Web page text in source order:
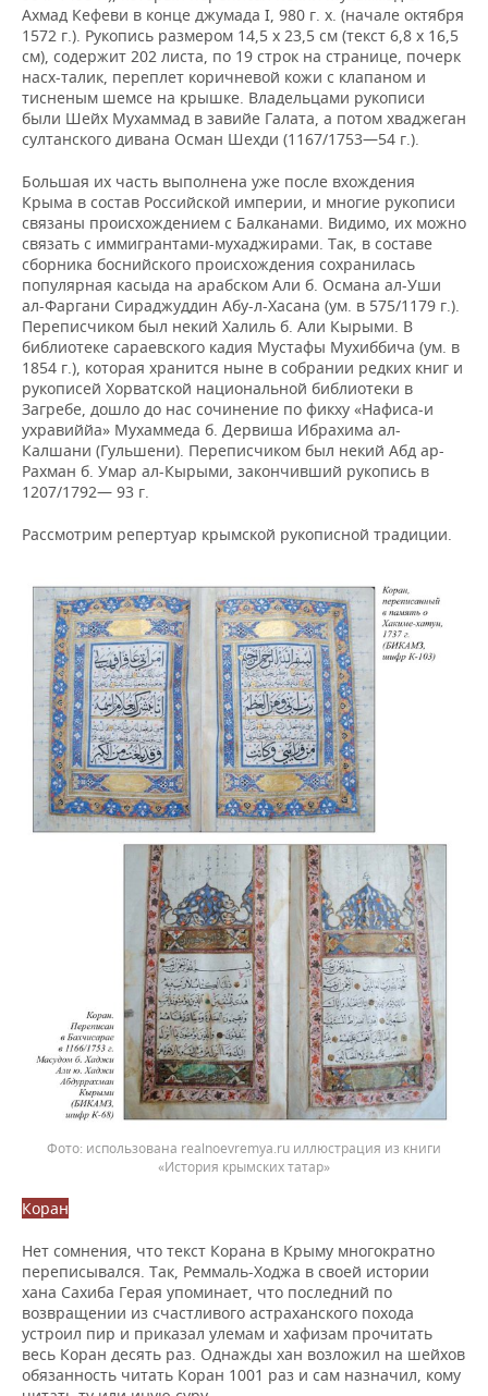
Ахмад Кефеви в конце джумада I, 980 г. х. (начале октября
1572 г.). Рукопись размером 14,5 х 23,5 см (текст 6,8 х 16,5
см), содержит 202 листа, по 19 строк на странице, почерк
насх-талик, переплет коричневой кожи с клапаном и
тисненым шемсе на крышке. Владельцами рукописи
были Шейх Мухаммад в завийе Галата, а потом хваджеган
султанского дивана Осман Шехди (1167/1753—54 г.).
Большая их часть выполнена уже после вхождения
Крыма в состав Российской империи, и многие рукописи
связаны происхождением с Балканами. Видимо, их можно
связать с иммигрантами-мухаджирами. Так, в составе
сборника боснийского происхождения сохранилась
популярная касыда на арабском Али б. Османа ал-Уши
ал-Фаргани Сираджуддин Абу-л-Хасана (ум. в 575/1179 г.).
Переписчиком был некий Халиль б. Али Кырыми. В
библиотеке сараевского кадия Мустафы Мухиббича (ум. в
1854 г.), которая хранится ныне в собрании редких книг и
рукописей Хорватской национальной библиотеки в
Загребе, дошло до нас сочинение по фикху «Нафиса-и
ухравиййа» Мухаммеда б. Дервиша Ибрахима ал-
Калшани (Гульшени). Переписчиком был некий Абд ар-
Рахман б. Умар ал-Кырыми, закончивший рукопись в
1207/1792— 93 г.
Рассмотрим репертуар крымской рукописной традиции.
использована realnoevremya.ru иллюстрация из книги
«История крымских татар»
Коран
Нет сомнения, что текст Корана в Крыму многократно
переписывался. Так, Реммаль-Ходжа в своей истории
хана Сахиба Герая упоминает, что последний по
возвращении из счастливого астраханского похода
устроил пир и приказал улемам и хафизам прочитать
весь Коран десять раз. Однажды хан возложил на шейхов
обязанность читать Коран 1001 раз и сам назначил, кому